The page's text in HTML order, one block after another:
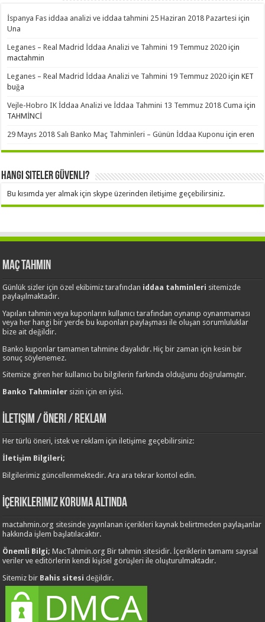
İspanya Fas iddaa analizi ve iddaa tahmini 25 Haziran 2018 Pazartesi için
Una
Leganes – Real Madrid İddaa Analizi ve Tahmini 19 Temmuz 2020 için
mactahmin
Leganes – Real Madrid İddaa Analizi ve Tahmini 19 Temmuz 2020 içinKET
buğa
Vejle-Hobro IK İddaa Analizi ve İddaa Tahmini 13 Temmuz 2018 Cuma için
TAHMİNCİ
29 Mayıs 2018 Salı Banko Maç Tahminleri – Günün İddaa Kuponu içineren
Hangi Siteler Güvenli?
Bu kısımda yer almak için skype üzerinden iletişime geçebilirsiniz.
Maç Tahmin
Günlük sizler için özel ekibimiz tarafından iddaa tahminleri sitemizde
paylaşılmaktadır.
Yapılan tahmin veya kuponların kullanıcı tarafından oynanıp oynanmaması
veya her hangi bir yerde bu kuponları paylaşması ile oluşan sorumluluklar
bize ait değildir.
Banko kuponlar tamamen tahmine dayalıdır. Hiç bir zaman için kesin bir
sonuç söylenemez.
Sitemize giren her kullanıcı bu bilgilerin farkında olduğunu doğrulamıştır.
Banko Tahminler sizin için en iyisi.
İletişim / Öneri / Reklam
Her türlü öneri, istek ve reklam için iletişime geçebilirsiniz:
İletişim Bilgileri;
Bilgilerimiz güncellenmektedir. Ara ara tekrar kontol edin.
İçeriklerimiz Koruma Altında
mactahmin.org sitesinde yayınlanan içerikleri kaynak belirtmeden paylaşanlar
hakkında işlem başlatılacaktır.
Önemli Bilgi;MacTahmin.org Bir tahmin sitesidir. İçeriklerin tamamı sayısal
veriler ve editörlerin kendi kişisel görüşleri ile oluşturulmaktadır.
Sitemiz bir Bahis sitesi değildir.